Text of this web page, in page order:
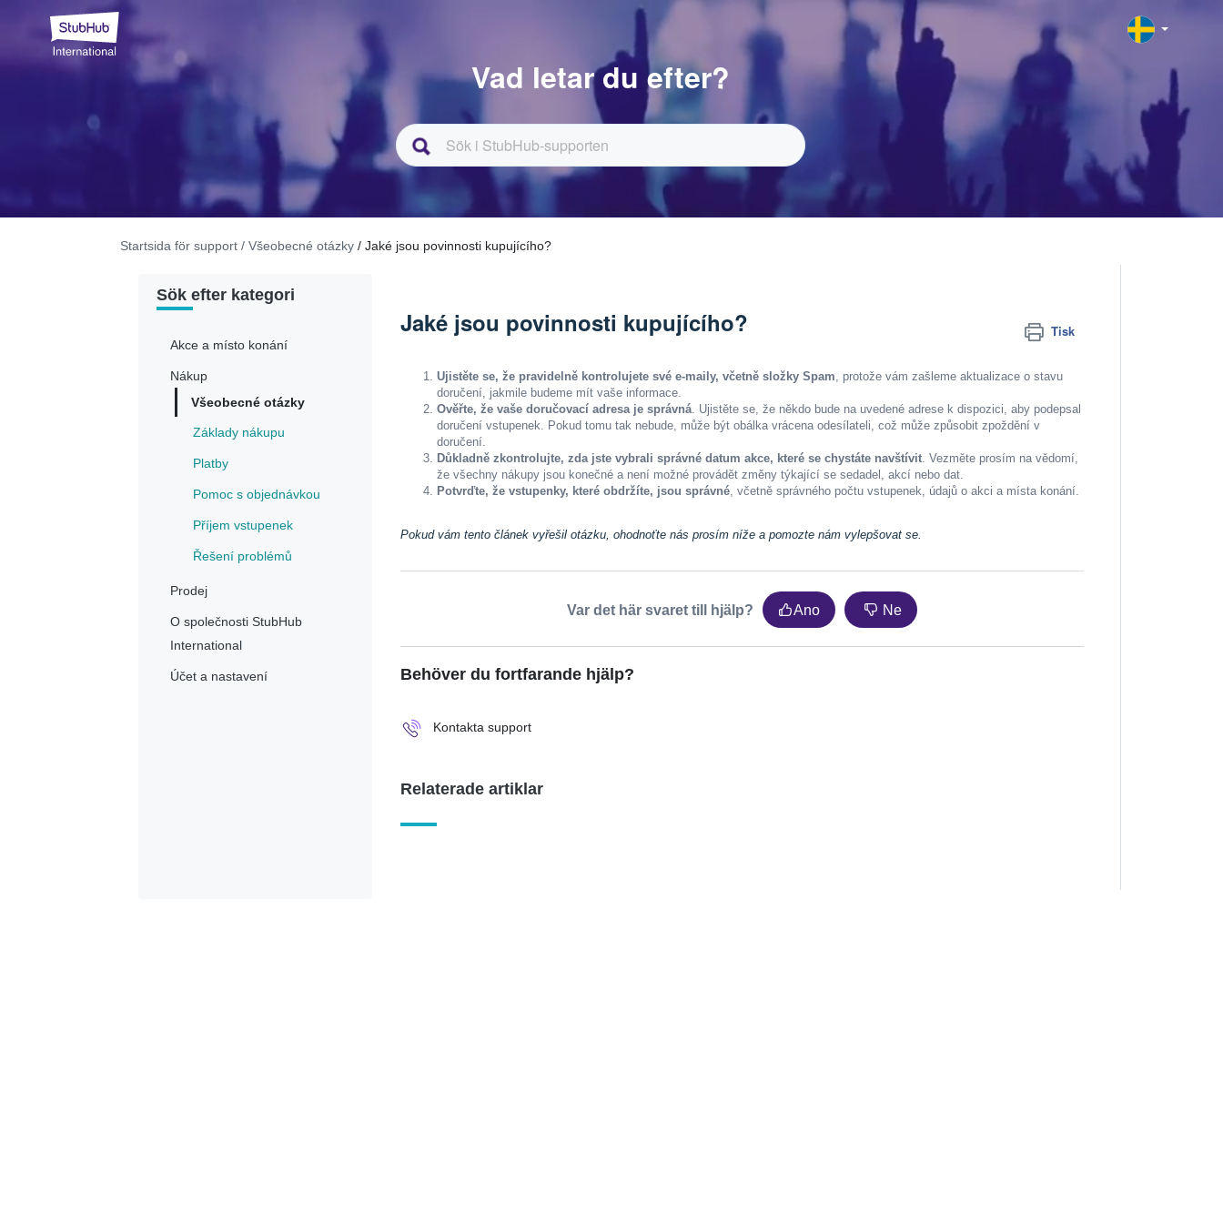
Vad letar du efter?
Startsida för support / Všeobecné otázky / Jaké jsou povinnosti kupujícího?
Sök efter kategori
Akce a místo konání
Nákup
Všeobecné otázky
Základy nákupu
Platby
Pomoc s objednávkou
Příjem vstupenek
Řešení problémů
Prodej
O společnosti StubHub
International
Účet a nastavení
Jaké jsou povinnosti kupujícího? Tisk
Ujistěte se, že pravidelně kontrolujete své e-maily, včetně složky Spam, protože vám zašleme aktualizace o stavu
doručení, jakmile budeme mít vaše informace.
Ověřte, že vaše doručovací adresa je správná. Ujistěte se, že někdo bude na uvedené adrese k dispozici, aby podepsal
doručení vstupenek. Pokud tomu tak nebude, může být obálka vrácena odesílateli, což může způsobit zpoždění v
doručení.
Důkladně zkontrolujte, zda jste vybrali správné datum akce, které se chystáte navštívit. Vezměte prosím na vědomí,
že všechny nákupy jsou konečné a není možné provádět změny týkající se sedadel, akcí nebo dat.
Potvrďte, že vstupenky, které obdržíte, jsou správné, včetně správného počtu vstupenek, údajů o akci a místa konání.
Pokud vám tento článek vyřešil otázku, ohodnoťte nás prosím níže a pomozte nám vylepšovat se.
Var det här svaret till hjälp? Ano Ne
Behöver du fortfarande hjälp?
Kontakta support
Relaterade artiklar